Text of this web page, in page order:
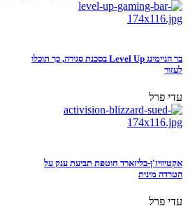
בר הגיימינג Level Up בסכנת סגירה, כך תוכלו
לעזור
עדי פרל
אקטיוויז'ן-בליזארד חוטפת תביעת ענק על
הטרדה מינית
עדי פרל